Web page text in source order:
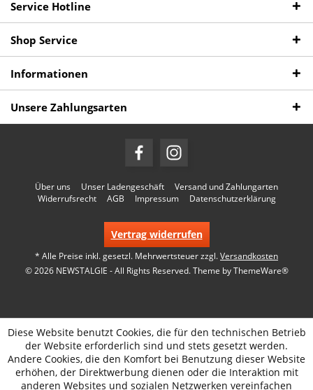
Service Hotline
Shop Service
Informationen
Unsere Zahlungsarten
Über uns Unser Ladengeschäft
Versand und Zahlungarten
Widerrufsrecht
AGB Impressum Datenschutzerklärung
Vertrag widerrufen
* Alle Preise inkl. gesetzl. Mehrwertsteuer zzgl.Versandkosten
© 2026 NEWSTALGIE - All Rights Reserved. Theme byThemeWare®
Diese Website benutzt Cookies, die für den technischen Betrieb
der Website erforderlich sind und stets gesetzt werden.
Andere Cookies, die den Komfort bei Benutzung dieser Website
erhöhen, der Direktwerbung dienen oder die Interaktion mit
anderen Websites und sozialen Netzwerken vereinfachen